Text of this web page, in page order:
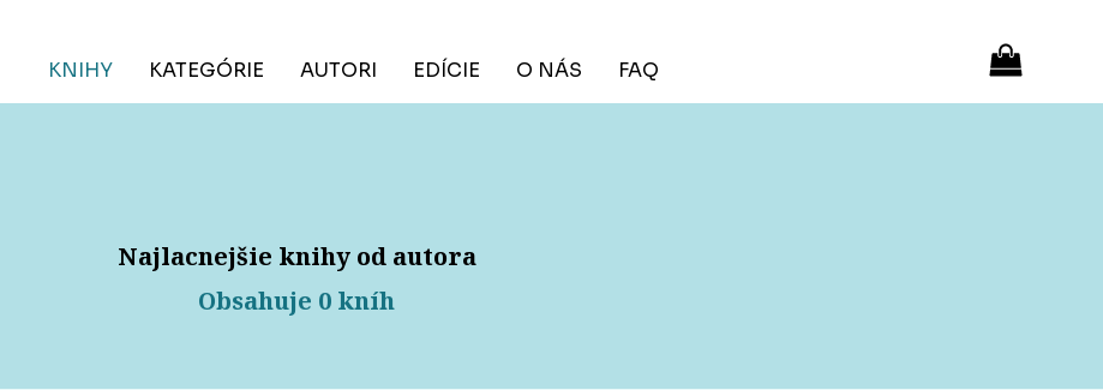
KNIHY KATEGÓRIE AUTORI EDÍCIE O NÁS FAQ
Najlacnejšie knihy od autora
Obsahuje 0 kníh